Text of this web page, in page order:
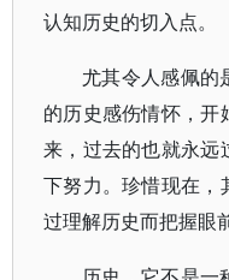
认知历史的切入点。
尤其令人感佩的
的历史感伤情怀，
来，过去的也就永远
下努力。珍惜现在，
过理解历史而把握眼